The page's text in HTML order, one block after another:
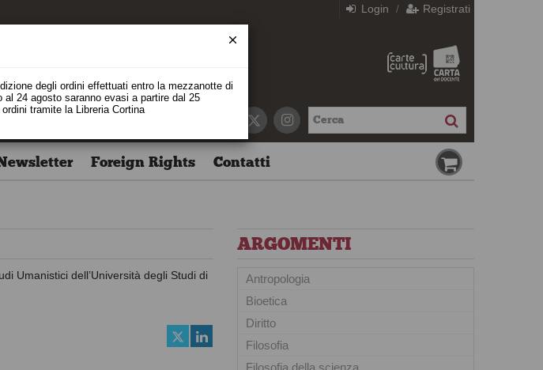
Login / Registrati
Foreign Rights Contatti
Umanistici dell’Università degli Studi di
ARGOMENTI
Antropologia
Bioetica
Diritto
Filosofia
Filosofia della scienza
degli ordini effettuati entro la mezzanotte di
24 agosto saranno evasi a partire dal 25
tramite la Libreria Cortina